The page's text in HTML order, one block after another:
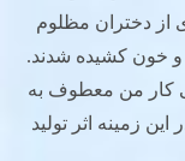
از دختران مظلوم
و خون کشیده شدند.
کار من معطوف به
زمینه اثر تولید